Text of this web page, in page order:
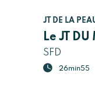
JT DE LA
Le JT
SFD
26min55